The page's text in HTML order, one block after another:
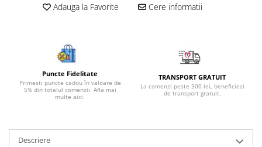
Bijuterii piatra lunii
Bijuterii rodocrozit
Bijuterii rubin
Bijuterii safir
Bijuterii sidef si abalone
Bijuterii sodalit
Adauga la Favorite Cere informatii
Puncte Fidelitate
Primesti puncte cadou în valoare de
5% din totalul comenzii. Afla mai
multe aici.
TRANSPORT GRATUIT
La comenzi peste 300 lei, beneficiezi
de transport gratuit.
Descriere